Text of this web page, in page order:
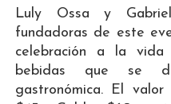
Luly Ossa y
fundadoras de este
celebración a la
bebidas que se
gastronómica. El